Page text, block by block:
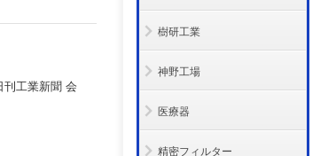
刊工業新聞 会
樹研工業
神野工場
医療器
精密フィルター